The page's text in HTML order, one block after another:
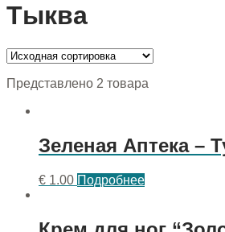
Тыква
Представлено 2 товара
Зеленая Аптека –
€ 1.00 Подробнее